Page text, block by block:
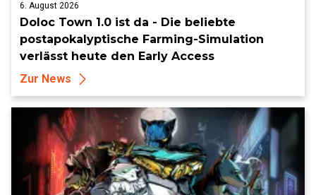
6. August 2026
Doloc Town 1.0 ist da - Die beliebte
postapokalyptische Farming-Simulation
verlässt heute den Early Access
Zur News